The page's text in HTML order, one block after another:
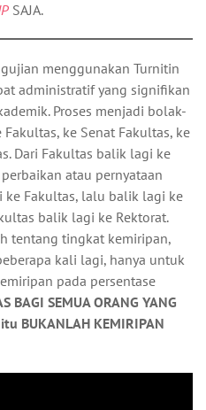
SAJA.
menggunakan Turnitin
administratif yang signifikan
Proses menjadi bolak-
ke Senat Fakultas, ke
Dari Fakultas balik lagi ke
atau pernyataan
Fakultas, lalu balik lagi ke
balik lagi ke Rektorat.
tentang tingkat kemiripan,
kali lagi, hanya untuk
pada persentase
BAGI SEMUA ORANG YANG
BUKANLAH KEMIRIPAN